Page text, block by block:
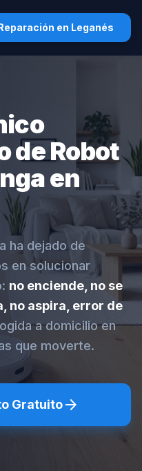
en Leganés
de Robot
en
ha dejado de
en solucionar
no enciende, no se
no aspira, error de
a domicilio en
que moverte.
Gratuitoarrow_forward